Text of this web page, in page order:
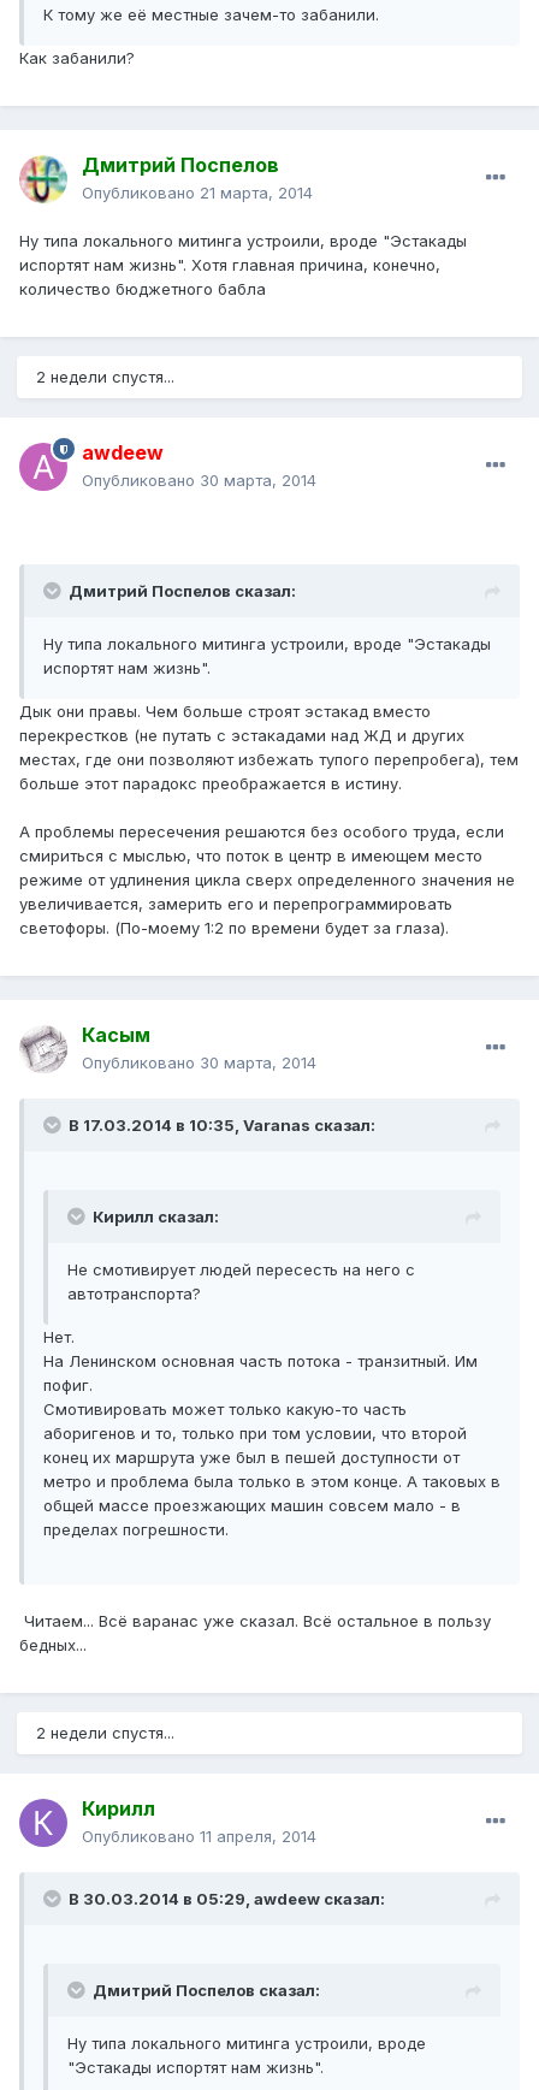
К тому же её местные зачем-то забанили.
Как забанили?
Дмитрий Поспелов
Опубликовано 21 марта, 2014
Ну типа локального митинга устроили, вроде "Эстакады
испортят нам жизнь". Хотя главная причина, конечно,
количество бюджетного бабла
2 недели спустя...
awdeew
Опубликовано 30 марта, 2014
Дмитрий Поспелов сказал:
Ну типа локального митинга устроили, вроде "Эстакады
испортят нам жизнь".
Дык они правы. Чем больше строят эстакад вместо
перекрестков (не путать с эстакадами над ЖД и других
местах, где они позволяют избежать тупого перепробега), тем
больше этот парадокс преображается в истину.
А проблемы пересечения решаются без особого труда, если
смириться с мыслью, что поток в центр в имеющем место
режиме от удлинения цикла сверх определенного значения не
увеличивается, замерить его и перепрограммировать
светофоры. (По-моему 1:2 по времени будет за глаза).
Касым
Опубликовано 30 марта, 2014
В 17.03.2014 в 10:35, Varanas сказал:
Кирилл сказал:
Не смотивирует людей пересесть на него с
автотранспорта?
Нет.
На Ленинском основная часть потока - транзитный. Им
пофиг.
Смотивировать может только какую-то часть
аборигенов и то, только при том условии, что второй
конец их маршрута уже был в пешей доступности от
метро и проблема была только в этом конце. А таковых в
общей массе проезжающих машин совсем мало - в
пределах погрешности.
Читаем... Всё варанас уже сказал. Всё остальное в пользу
бедных...
2 недели спустя...
Кирилл
Опубликовано 11 апреля, 2014
В 30.03.2014 в 05:29, awdeew сказал:
Дмитрий Поспелов сказал:
Ну типа локального митинга устроили, вроде
"Эстакады испортят нам жизнь".